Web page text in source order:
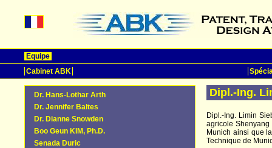
Equipe
Cabinet ABK
Dr. Hans-Lothar Arth
Dr. Jennifer Baltes
Dr. Dianne Snowden
Boo Geun KIM, Ph.D.
Senada Duric
Dipl.-Ing.
Dipl.-Ing. Limin
agricole Shenyang
Munich ainsi que
Technique de